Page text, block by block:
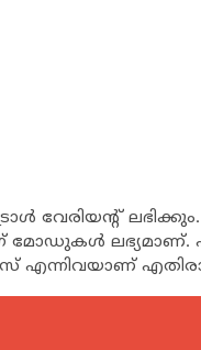
വേരിയൻ്റ്
മോഡുകൾ